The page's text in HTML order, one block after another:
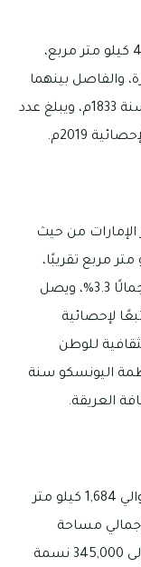
تم تقدير مساحة دبي بما يقرب من 4,114 كيلو متر مربع،
والفاصل بينهما
هو خور دبي، وتمثل عام تأسيسها في سنة 1833م، ويبلغ عدد
الإمارات من حيث
تم تقديرها بـ 2,590 كيلو متر مربع تقريبًا،
ونسبة المساحة من خريطة الإمارات إجمالًا 3.3%، ويصل
نسمة تبعًا لإحصائية
للوطن
اليونسكو سنة
تم تقدير مساحة إمارة رأس الخيمة بحوالي 1,684 كيلو متر
نسبة 3.16% من إجمالي مساحة
الإمارات، وتصل الكثافة السكانية بها إلى 345,000 نسمة